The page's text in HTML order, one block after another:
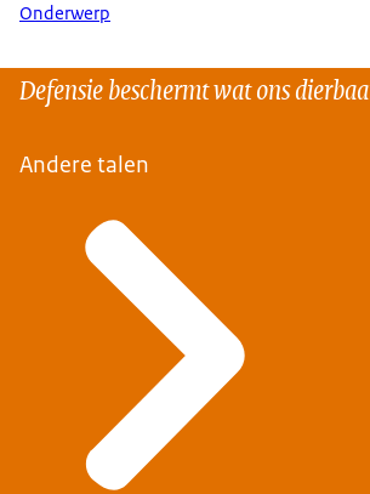
Onderwerp
Defensie beschermt wat ons
Andere talen